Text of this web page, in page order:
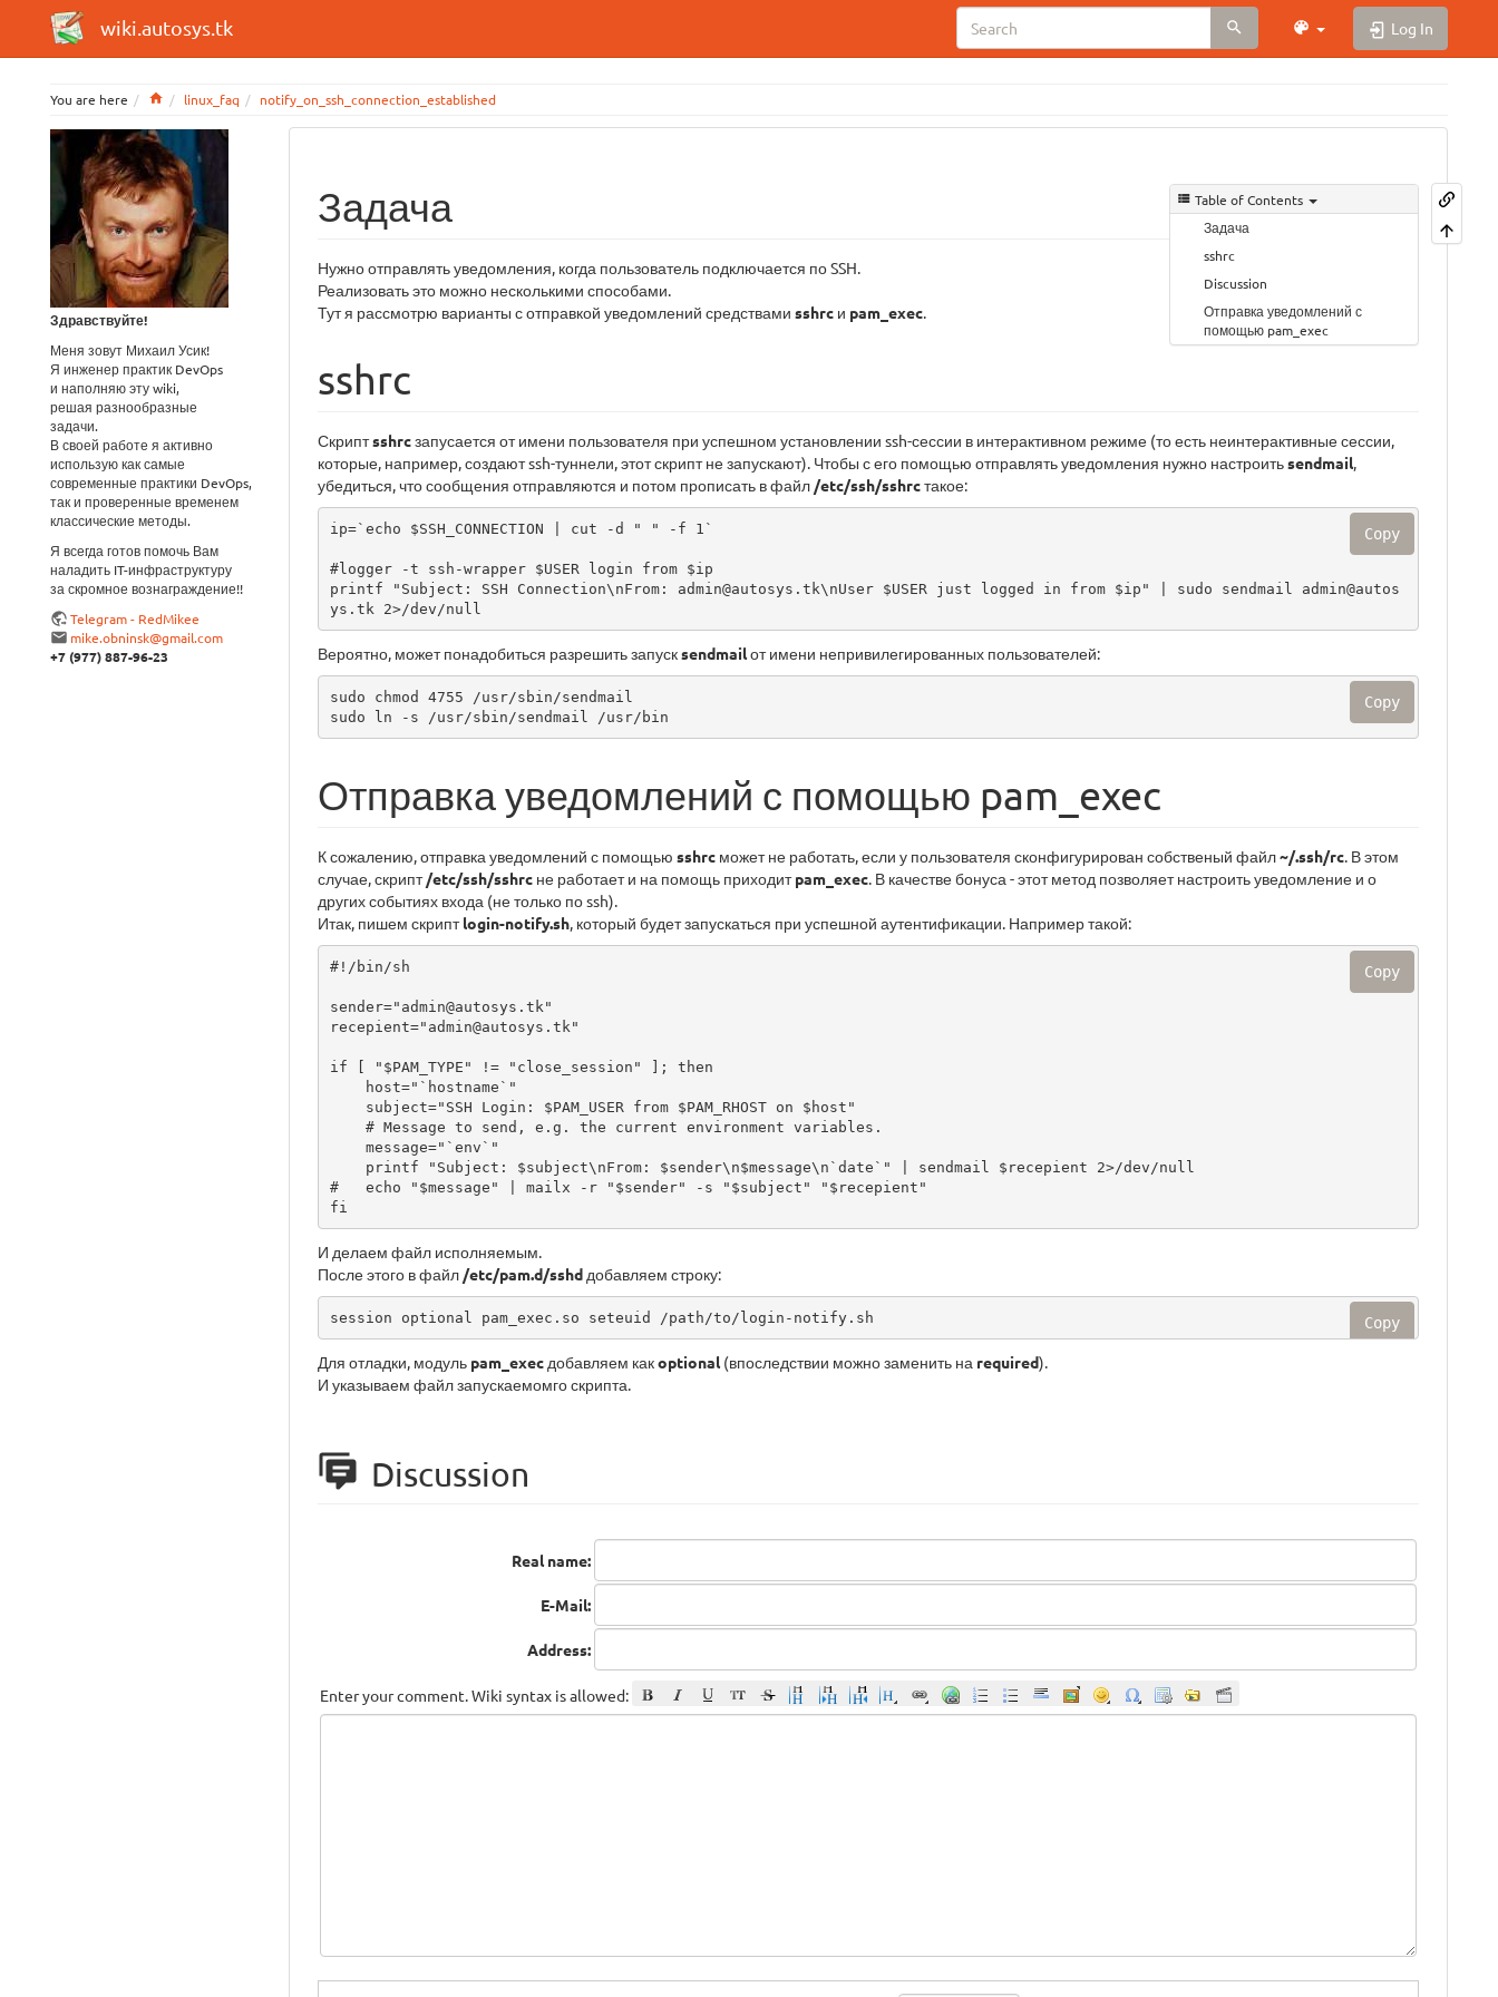
wiki.autosys.tk Log In
You are here Homelinux_faq notify_on_ssh_connection_established
Здравствуйте!
Меня зовут Михаил Усик!
Я инженер практик DevOps
и наполняю эту wiki,
решая разнообразные
задачи.
В своей работе я активно
использую как самые
современные практики DevOps,
так и проверенные временем
классические методы.
Я всегда готов помочь Вам
наладить IT-инфраструктуру
за скромное вознаграждение!!
Telegram - RedMikee
mike.obninsk@gmail.com
+7 (977) 887-96-23
Table of Contents
Задача
sshrc
Discussion
Отправка уведомлений с
помощью pam_exec
Задача
Нужно отправлять уведомления, когда пользователь подключается по SSH.
Реализовать это можно несколькими способами.
Тут я рассмотрю варианты с отправкой уведомлений средствами sshrc и pam_exec.
sshrc
Скриптsshrcзапусается от имени пользователя при успешном установлении ssh-сессии в интерактивном режиме (то есть неинтерактивные сессии,
которые, например, создают ssh-туннели, этот скрипт не запускают). Чтобы с его помощью отправлять уведомления нужно настроитьsendmail,
убедиться, что сообщения отправляются и потом прописать в файл /etc/ssh/sshrcтакое:
ip=`echo $SSH_CONNECTION | cut -d " " -f 1`
#logger -t ssh-wrapper $USER login from $ip
printf "Subject: SSH Connection\nFrom: admin@autosys.tk\nUser $USER just logged in from $ip" | sudo sendmail admin@autos
ys.tk 2>/dev/null
Copy
Вероятно, может понадобиться разрешить запускsendmailот имени непривилегированных пользователей:
sudo chmod 4755 /usr/sbin/sendmail
sudo ln -s /usr/sbin/sendmail /usr/bin
Copy
Отправка уведомлений с помощью pam_exec
К сожалению, отправка уведомлений с помощью sshrc может не работать, если у пользователя сконфигурирован собственый файл~/.ssh/rc. В этом
случае, скрипт/etc/ssh/sshrc не работает и на помощь приходитpam_exec. В качестве бонуса - этот метод позволяет настроить уведомление и о
других событиях входа (не только по ssh).
Итак, пишем скриптlogin-notify.sh, который будет запускаться при успешной аутентификации. Например такой:
#!/bin/sh
sender="admin@autosys.tk"
recepient="admin@autosys.tk"
if [ "$PAM_TYPE" != "close_session" ]; then
#   echo "$message" | mailx -r "$sender" -s "$subject" "$recepient"
Copy
И делаем файл исполняемым.
После этого в файл /etc/pam.d/sshd добавляем строку:
session optional pam_exec.so seteuid /path/to/login-notify.sh Copy
Для отладки, модуль pam_exec добавляем какoptional(впоследствии можно заменить на required).
И указываем файл запускаемомго скрипта.
Discussion
Real name:
E-Mail:
Address:
Enter your comment. Wiki syntax is allowed: